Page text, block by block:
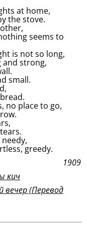
at home,
the stove.
seems to
is not so long,
and strong,
small.
no place to go,
greedy.
1909
кич
вечер (Перевод